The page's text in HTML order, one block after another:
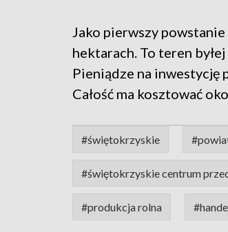
Jako pierwszy
hektarach. To teren
Pieniądze na inwestycję
Całość ma kosztować
#świętokrzyskie
#świętokrzyskie centrum
#produkcja rolna